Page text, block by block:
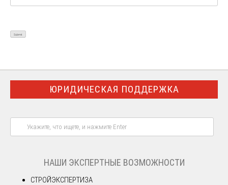
ЮРИДИЧЕСКАЯ ПОДДЕРЖКА
НАШИ ЭКСПЕРТНЫЕ ВОЗМОЖНОСТИ
СТРОЙЭКСПЕРТИЗА